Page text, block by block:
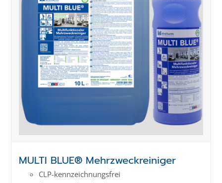
MULTI BLUE® Mehrzweckreiniger
CLP-kenn­zeich­­nungs­frei